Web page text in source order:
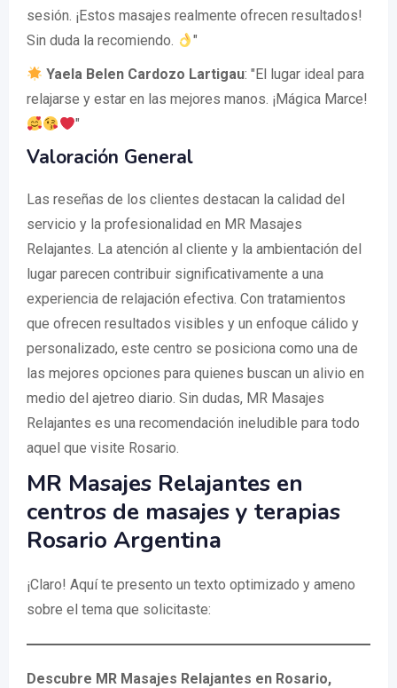
sesión. ¡Estos masajes realmente ofrecen resultados!
Sin duda la recomiendo.
"
Yaela Belen Cardozo Lartigau: "El lugar ideal para
relajarse y estar en las mejores manos. ¡Mágica Marce!
"
Valoración General
Las reseñas de los clientes destacan la calidad del
servicio y la profesionalidad en MR Masajes
Relajantes. La atención al cliente y la ambientación del
lugar parecen contribuir significativamente a una
experiencia de relajación efectiva. Con tratamientos
que ofrecen resultados visibles y un enfoque cálido y
personalizado, este centro se posiciona como una de
las mejores opciones para quienes buscan un alivio en
medio del ajetreo diario. Sin dudas, MR Masajes
Relajantes es una recomendación ineludible para todo
aquel que visite Rosario.
MR Masajes Relajantes en
centros de masajes y terapias
Rosario Argentina
¡Claro! Aquí te presento un texto optimizado y ameno
sobre el tema que solicitaste:
Descubre MR Masajes Relajantes en Rosario,